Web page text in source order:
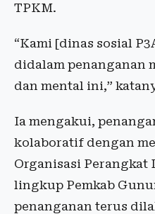
TPKM.
“Kami [dinas sosial
didalam penanganan
dan mental ini,”
Ia mengakui,
kolaboratif dengan
Organisasi Perangkat
lingkup Pemkab
penanganan terus